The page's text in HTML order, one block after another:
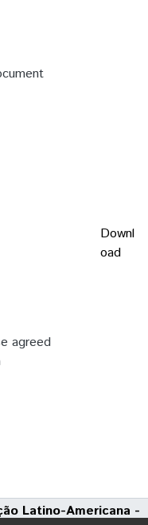
agreed
Downl
oad
Latino-Americana -